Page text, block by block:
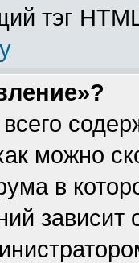
тэг
можно
в
зависит